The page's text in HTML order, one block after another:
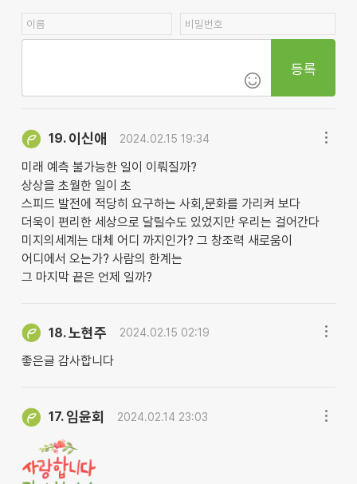
등록
19. 이신애 2024.02.15 19:34
미래 예측 불가능한 일이 이뤄질까?
상상을 초월한 일이 초
스피드 발전에 적당히 요구하는 사회,문화를 가리켜 보다
더욱이 편리한 세상으로 달릴수도 있었지만 우리는 걸어간다
미지의세계는 대체 어디 까지인가? 그 창조력 새로움이
어디에서 오는가? 사람의 한계는
그 마지막 끝은 언제 일까?
18.노현주 2024.02.15 02:19
좋은글 감사합니다
17. 임윤회 2024.02.14 23:03